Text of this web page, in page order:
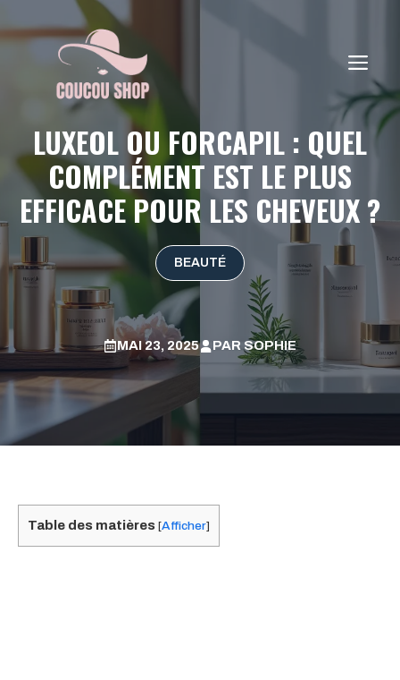
au
LUXEOL OU FORCAPIL : QUEL
COMPLÉMENT EST LE PLUS
EFFICACE POUR LES CHEVEUX ?
BEAUTÉ
MAI 23, 2025 PAR SOPHIE
Table des matières [Afficher]